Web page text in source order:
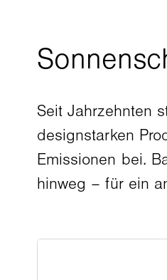
Seit Jahrzehnten
designstarken
Emissionen bei.
hinweg – für ein